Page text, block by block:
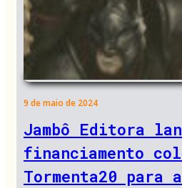
9 de maio de 2024
Jambô Editora
financiamento
Tormenta20 para